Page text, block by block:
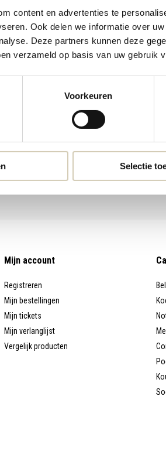
content en advertenties te
Ook delen we informatie over
Deze partners kunnen deze
verzameld op basis van uw gebruik
Voorkeuren
Selectie
Contactgegevens
webshop@desmaakspecialist.nl
Mijn account
Registreren
Mijn bestellingen
Mijn tickets
Mijn verlanglijst
Vergelijk producten